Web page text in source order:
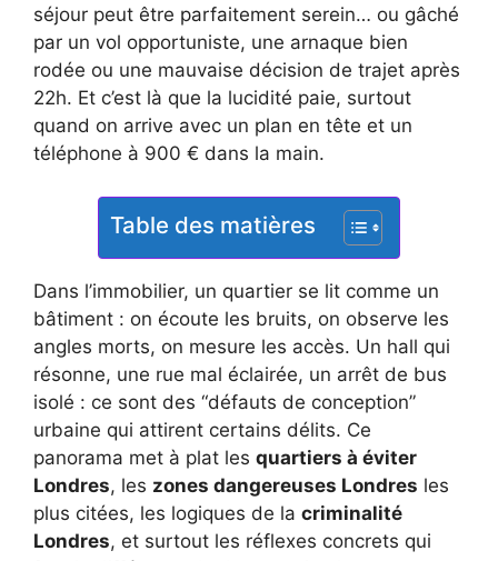
séjour peut être parfaitement serein… ou gâché
par un vol opportuniste, une arnaque bien
rodée ou une mauvaise décision de trajet après
22h. Et c’est là que la lucidité paie, surtout
quand on arrive avec un plan en tête et un
téléphone à 900 € dans la main.
Table des matières
Dans l’immobilier, un quartier se lit comme un
bâtiment : on écoute les bruits, on observe les
angles morts, on mesure les accès. Un hall qui
résonne, une rue mal éclairée, un arrêt de bus
isolé : ce sont des “défauts de conception”
urbaine qui attirent certains délits. Ce
panorama met à plat les quartiers à éviter
Londres, les zones dangereuses Londres les
plus citées, les logiques de la criminalité
Londres, et surtout les réflexes concrets qui